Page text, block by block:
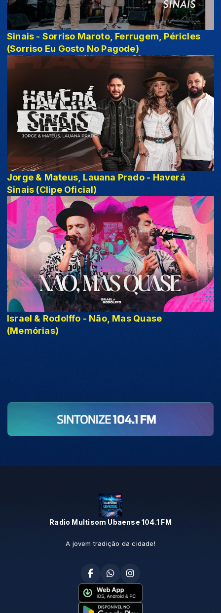
Sinais - Sorriso Maroto, Ferrugem, Péricles
(Sorriso Eu Gosto No Pagode)
Jorge & Mateus, Lauana Prado - Haverá
Sinais (Clipe Oficial)
Israel & Rodolffo - Não, Mas Quase
(Memórias)
Radio Multisom Ubaense 104.1 FM
A jovem tradição da cidade!